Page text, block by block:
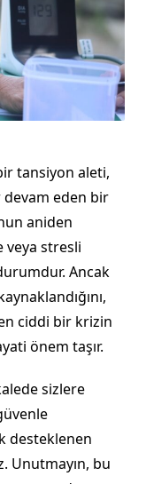
tansiyon aleti,
devam eden bir
aniden
veya stresli
Ancak
ciddi bir krizin
önem taşır.
sizlere
desteklenen
Unutmayın, bu